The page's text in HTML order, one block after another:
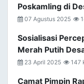
Poskamling di
07 Agustus 2025
Sosialisasi
Merah Putih
23 April 2025 147
Camat Pimpin